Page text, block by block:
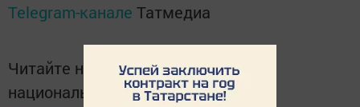
Telegram-канале Татмедиа
Читайте новости Татарстана в
национальном мессенджере MАХ: